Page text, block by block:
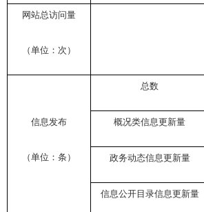
网站总访问量
（单位：次）
信息发布
（单位：条）
总数
概况类信息更新量
政务动态信息更新量
信息公开目录信息更新量